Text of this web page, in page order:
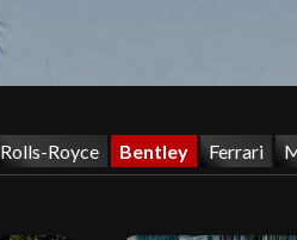
Rolls-Royce Bentley Ferrari